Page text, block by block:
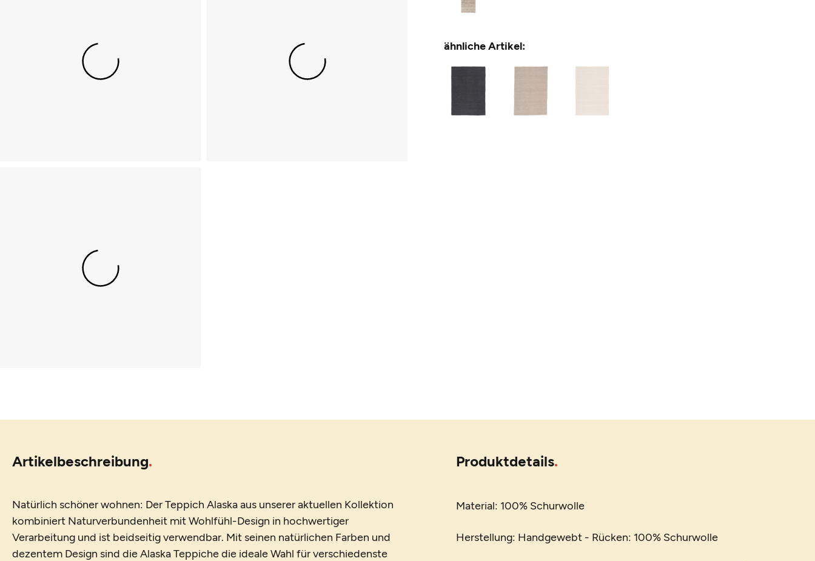
ähnliche Artikel:
Artikelbeschreibung
Natürlich schöner wohnen: Der Teppich Alaska aus unserer aktuellen Kollektion
kombiniert Naturverbundenheit mit Wohlfühl-Design in hochwertiger
Verarbeitung und ist beidseitig verwendbar. Mit seinen natürlichen Farben und
dezentem Design sind die Alaska Teppiche die ideale Wahl für verschiedenste
Produktdetails
Material: 100% Schurwolle
Herstellung: Handgewebt - Rücken: 100% Schurwolle